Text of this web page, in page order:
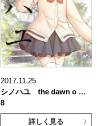
2017.11.25
シノハユ the dawn o …
8
詳しく見る